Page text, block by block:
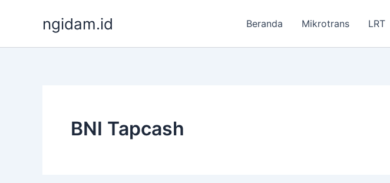
ngidam.id Beranda Mikrotrans LRT
BNI Tapcash